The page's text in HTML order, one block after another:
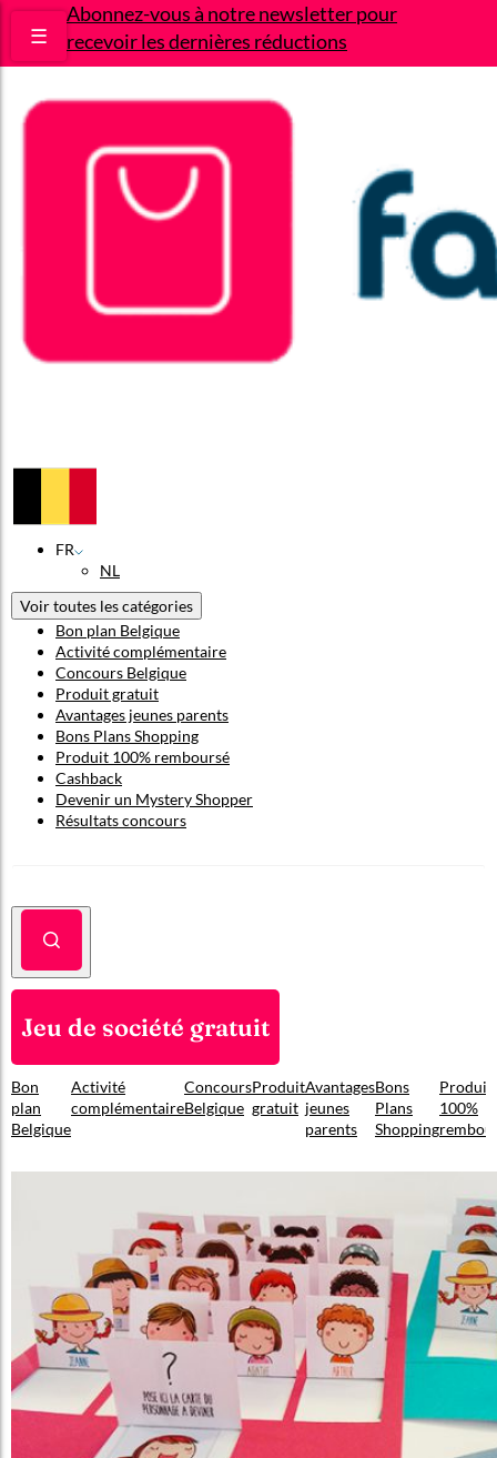
Abonnez-vous à notre newsletter pour
recevoir les dernières réductions
☰
FR
NL
Voir toutes les catégories
Bon plan Belgique
Activité complémentaire
Concours Belgique
Produit gratuit
Avantages jeunes parents
Bons Plans Shopping
Produit 100% remboursé
Cashback
Devenir un Mystery Shopper
Résultats concours
Jeu de société gratuit
Bon
plan
Belgique
Activité
complémentaire
Concours
Belgique
Produit
gratuit
Avantages
jeunes
parents
Bons
Plans
Shopping
Produit
100%